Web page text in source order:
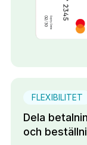
FLEXIBILITET
Dela
och